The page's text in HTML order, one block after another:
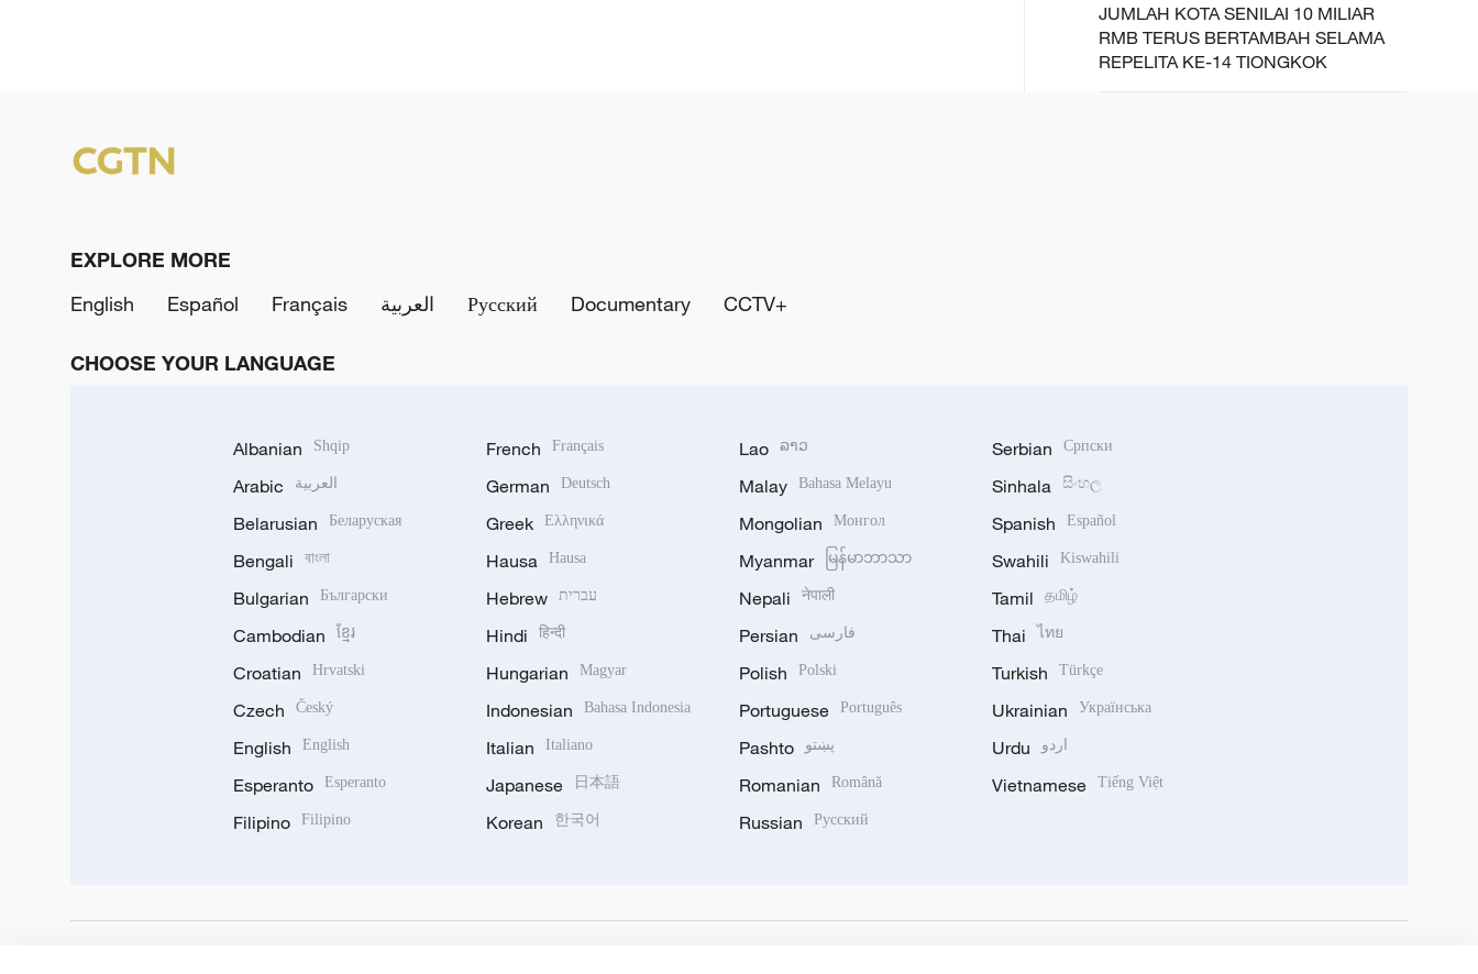
JUMLAH KOTA SENILAI 10 MILIAR
RMB TERUS BERTAMBAH SELAMA
REPELITA KE-14 TIONGKOK
EXPLORE MORE
English
Español Français العربية Русский Documentary CCTV+
CHOOSE YOUR LANGUAGE
Albanian Shqip
Arabic العربية
Belarusian Беларуская
Bengali বাংলা
Bulgarian Български
Cambodian ខ្មែរ
Croatian Hrvatski
Czech Český
English English
Esperanto Esperanto
Filipino Filipino
French Français
German Deutsch
Greek Ελληνικά
Hausa Hausa
Hebrew עברית
Hindi हिन्दी
Hungarian Magyar
Indonesian Bahasa Indonesia
Italian Italiano
Japanese 日本語
Korean 한국어
Lao ລາວ
Malay Bahasa Melayu
Mongolian Монгол
Myanmar မြန်မာဘာသာ
Nepali नेपाली
Persian فارسی
Polish Polski
Portuguese Português
Pashto پښتو
Romanian Română
Russian Русский
Serbian Српски
Sinhala සිංහල
Spanish Español
Swahili Kiswahili
Tamil தமிழ்
Thai ไทย
Turkish Türkçe
Ukrainian Українська
Urdu اردو
Vietnamese Tiếng Việt